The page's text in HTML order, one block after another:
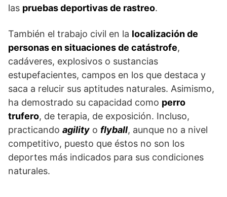
las pruebas deportivas de rastreo.
También el trabajo civil en la localización de
personas en situaciones de catástrofe,
cadáveres, explosivos o sustancias
estupefacientes, campos en los que destaca y
saca a relucir sus aptitudes naturales. Asimismo,
ha demostrado su capacidad como perro
trufero, de terapia, de exposición. Incluso,
practicando agility o flyball, aunque no a nivel
competi­tivo, puesto que éstos no son los
deportes más indicados para sus condiciones
naturales.